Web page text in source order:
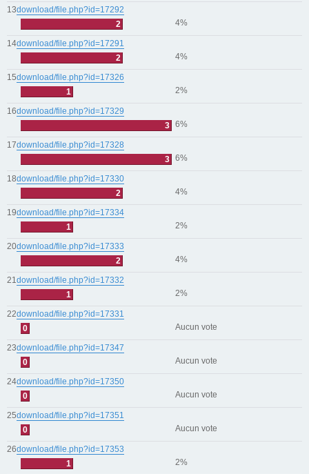
13download/file.php?id=17292
2
4%
14download/file.php?id=17291
2
4%
15download/file.php?id=17326
1
2%
16download/file.php?id=17329
3 6%
17download/file.php?id=17328
3 6%
18download/file.php?id=17330
2
4%
19download/file.php?id=17334
1
2%
20download/file.php?id=17333
2
4%
21download/file.php?id=17332
1
2%
22download/file.php?id=17331
0
Aucun vote
23download/file.php?id=17347
0
Aucun vote
24download/file.php?id=17350
0
Aucun vote
25download/file.php?id=17351
0
Aucun vote
26download/file.php?id=17353
1
2%